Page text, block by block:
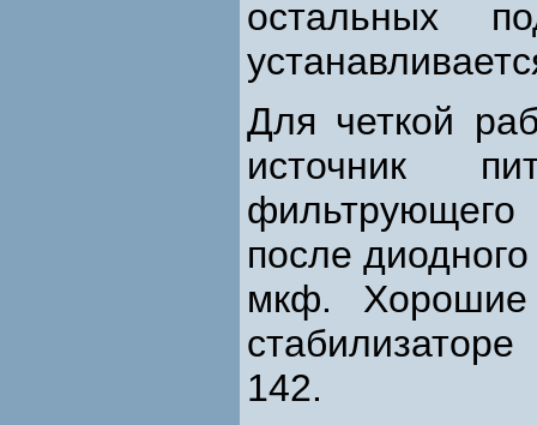
остальных
Для четкой
источник
после
мкф. Хорошие
142.